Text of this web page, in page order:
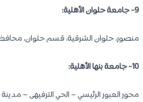
9- جامعة حلوان الأهلية:
منصور، حلوان الشرقية، قسم حلوان،
10- جامعة بنها الأهلية:
محور العبور الرئيسي – الحي الترفيهى – مدينة